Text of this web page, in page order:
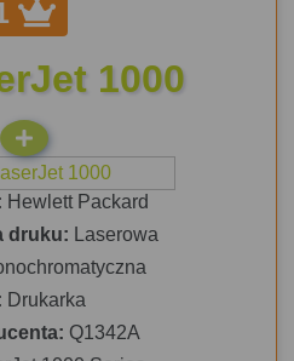
1000
Hewlett Packard
druku: Laserowa
Drukarka
Q1342A